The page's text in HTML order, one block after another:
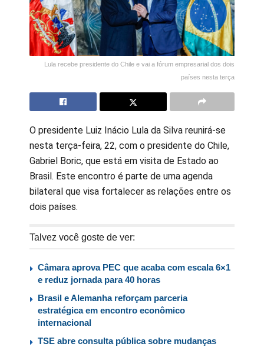
Lula recebe presidente do Chile e vai a fórum empresarial dos dois
países nesta terça
O presidente Luiz Inácio Lula da Silva reunirá-se
nesta terça-feira, 22, com o presidente do Chile,
Gabriel Boric, que está em visita de Estado ao
Brasil. Este encontro é parte de uma agenda
bilateral que visa fortalecer as relações entre os
dois países.
Talvez você goste de ver:
Câmara aprova PEC que acaba com escala 6×1
e reduz jornada para 40 horas
Brasil e Alemanha reforçam parceria
estratégica em encontro econômico
internacional
TSE abre consulta pública sobre mudanças